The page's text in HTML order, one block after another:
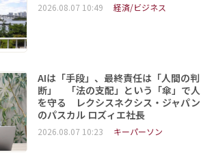
2026.08.07 10:49 経済/ビジネス
AIは「手段」、最終責任は「人間の判
断」 「法の支配」という「傘」で人
を守る レクシスネクシス・ジャパン
のパスカル ロズィエ社長
2026.08.07 10:23 キーパーソン